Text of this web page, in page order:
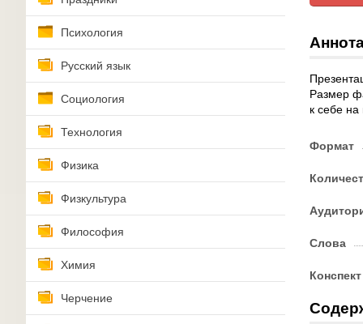
Психология
Русский язык
Социология
Технология
Физика
Физкультура
Философия
Химия
Черчение
Размер
к себе
Формат
Слова
Конспект